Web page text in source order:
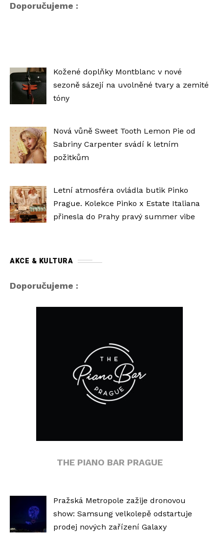
Doporučujeme :
Kožené doplňky Montblanc v nové
sezoně sázejí na uvolněné tvary a zemité
tóny
Nová vůně Sweet Tooth Lemon Pie od
Sabriny Carpenter svádí k letním
požitkům
Letní atmosféra ovládla butik Pinko
Prague. Kolekce Pinko x Estate Italiana
přinesla do Prahy pravý summer vibe
AKCE & KULTURA
Doporučujeme :
THE PIANO BAR PRAGUE
Pražská Metropole zažije dronovou
show: Samsung velkolepě odstartuje
prodej nových zařízení Galaxy